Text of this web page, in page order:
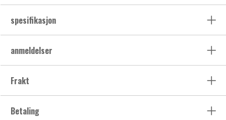
spesifikasjon
anmeldelser
Frakt
Betaling